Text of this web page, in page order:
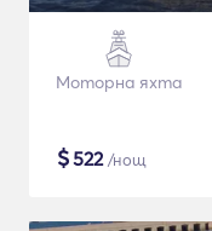
Моторна яхта
$522/нощ